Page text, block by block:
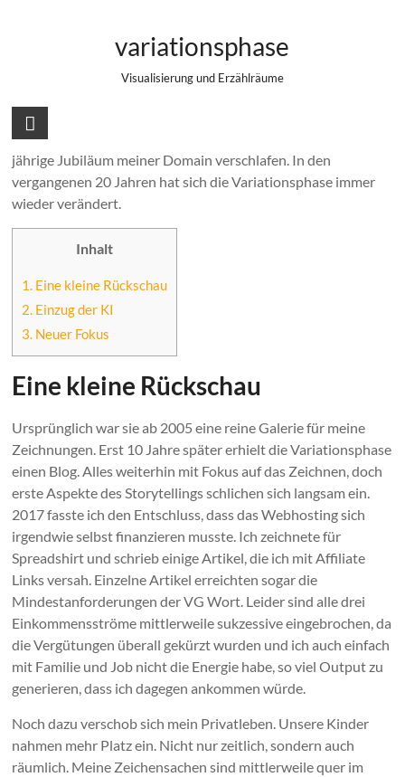
variationsphase
Visualisierung und Erzählräume
Tapetenwechsel nach 20 Jahren
2025 ist vorbei und es fiel mir zum Jahresbeginn 2026 wie
Schuppen von den Augen: Ich habe doch allen Ernstes das 20
jährige Jubiläum meiner Domain verschlafen. In den
vergangenen 20 Jahren hat sich die Variationsphase immer
wieder verändert.
Inhalt
1. Eine kleine Rückschau
2. Einzug der KI
3. Neuer Fokus
Eine kleine Rückschau
Ursprünglich war sie ab 2005 eine reine Galerie für meine
Zeichnungen. Erst 10 Jahre später erhielt die Variationsphase
einen Blog. Alles weiterhin mit Fokus auf das Zeichnen, doch
erste Aspekte des Storytellings schlichen sich langsam ein.
2017 fasste ich den Entschluss, dass das Webhosting sich
irgendwie selbst finanzieren musste. Ich zeichnete für
Spreadshirt und schrieb einige Artikel, die ich mit Affiliate
Links versah. Einzelne Artikel erreichten sogar die
Mindestanforderungen der VG Wort. Leider sind alle drei
Einkommensströme mittlerweile sukzessive eingebrochen, da
die Vergütungen überall gekürzt wurden und ich auch einfach
mit Familie und Job nicht die Energie habe, so viel Output zu
generieren, dass ich dagegen ankommen würde.
Noch dazu verschob sich mein Privatleben. Unsere Kinder
nahmen mehr Platz ein. Nicht nur zeitlich, sondern auch
räumlich. Meine Zeichensachen sind mittlerweile quer im